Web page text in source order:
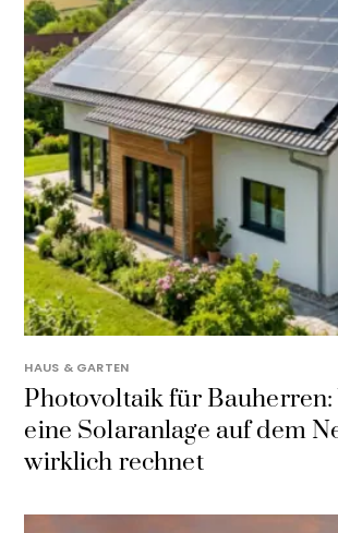
HAUS & GARTEN
Photovoltaik für Bauherren:
eine Solaranlage auf dem
wirklich rechnet